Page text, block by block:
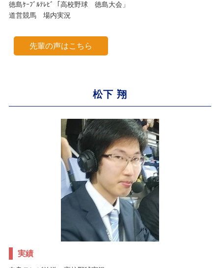
徳島ｹｰﾌﾞﾙﾃﾚﾋﾞ「高校野球 徳島大会」
道営競馬 場内実況
先輩の声はこちら
松下 翔
実績